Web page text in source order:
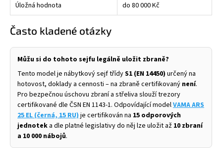
Úložná hodnota do 80 000 Kč
Často kladené otázky
Můžu si do tohoto sejfu legálně uložit zbraně?
Tento model je nábytkový sejf třídyS1 (EN 14450) určený na
hotovost, doklady a cennosti – na zbraně certifikovaný není.
Pro bezpečnou úschovu zbraní a střeliva slouží trezory
certifikované dle ČSN EN 1143-1. Odpovídající modelVAMA ARS
25 EL (černá, 15 RU) je certifikován na 15 odporových
jednotek a dle platné legislativy do něj lze uložit až 10 zbraní
a 10 000 nábojů.